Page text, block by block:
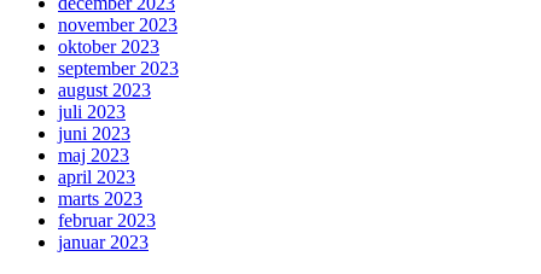
november 2023
oktober 2023
september 2023
august 2023
juli 2023
juni 2023
maj 2023
april 2023
marts 2023
februar 2023
januar 2023